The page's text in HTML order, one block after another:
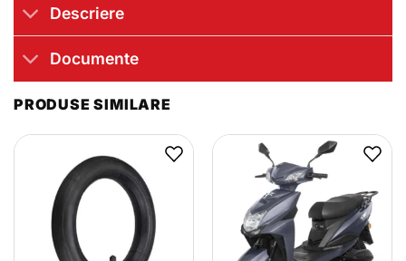
Descriere
Documente
PRODUSE SIMILARE